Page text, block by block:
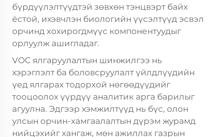
бүрдүүлэлтүүдтэй зөвхөн тэнцвэрт байх
ёстой, ихэвчлэн биологийн үүсэлтүүд эсвэл
орчинд хохирогдмүүс компонентуудыг
орлуулж ашигладаг.
VOC ялгаруулалтын шинжилгээ нь
хэрэглэлт ба боловсруулалт үйлдлүүдийн
үед ялгарах тодорхой нөгөөдүүдийг
тооцоолох үүрдүү аналитик арга барилыг
агуулна. Эдгээр хэмжилтүүд нь бүс, олон
улсын орчин-хамгаалалтын дүрэм журамд
нийцэхийг хангаж, мөн ажиллах газрын